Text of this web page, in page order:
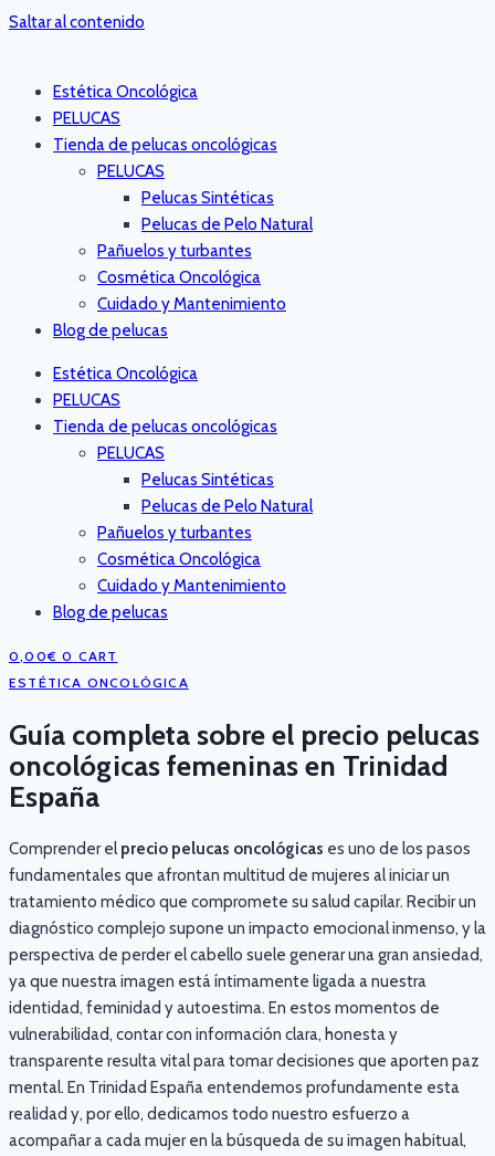
Saltar al contenido
Estética Oncológica
PELUCAS
Tienda de pelucas oncológicas
PELUCAS
Pelucas Sintéticas
Pelucas de Pelo Natural
Pañuelos y turbantes
Cosmética Oncológica
Cuidado y Mantenimiento
Blog de pelucas
Estética Oncológica
PELUCAS
Tienda de pelucas oncológicas
PELUCAS
Pelucas Sintéticas
Pelucas de Pelo Natural
Pañuelos y turbantes
Cosmética Oncológica
Cuidado y Mantenimiento
Blog de pelucas
0,00€ 0 CART
ESTÉTICA ONCOLÓGICA
Guía completa sobre el precio pelucas
oncológicas femeninas en Trinidad
España
Comprender elprecio pelucas oncológicas es uno de los pasos
fundamentales que afrontan multitud de mujeres al iniciar un
tratamiento médico que compromete su salud capilar. Recibir un
diagnóstico complejo supone un impacto emocional inmenso, y la
perspectiva de perder el cabello suele generar una gran ansiedad,
ya que nuestra imagen está íntimamente ligada a nuestra
identidad, feminidad y autoestima. En estos momentos de
vulnerabilidad, contar con información clara, honesta y
transparente resulta vital para tomar decisiones que aporten paz
mental. En Trinidad España entendemos profundamente esta
realidad y, por ello, dedicamos todo nuestro esfuerzo a
acompañar a cada mujer en la búsqueda de su imagen habitual,